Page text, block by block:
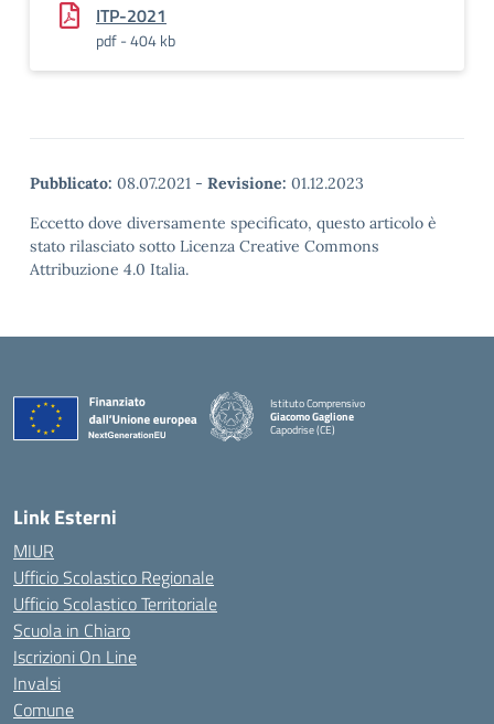
ITP-2021
pdf - 404 kb
Pubblicato: 08.07.2021 - Revisione: 01.12.2023
Eccetto dove diversamente specificato, questo articolo è
stato rilasciato sotto Licenza Creative Commons
Attribuzione 4.0 Italia.
Istituto Comprensivo
Giacomo Gaglione
Capodrise (CE)
— Visita la pagina iniziale della scuola
Link Esterni
MIUR
Ufficio Scolastico Regionale
Ufficio Scolastico Territoriale
Scuola in Chiaro
Iscrizioni On Line
Invalsi
Comune